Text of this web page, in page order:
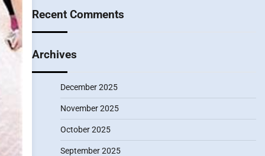
Recent Comments
Archives
December 2025
November 2025
October 2025
September 2025